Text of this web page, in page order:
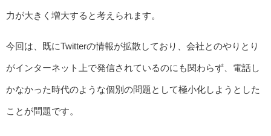
力が大きく増大すると考えられます。
今回は、既にTwitterの情報が拡散しており、会社とのやりとり
がインターネット上で発信されているのにも関わらず、電話し
かなかった時代のような個別の問題として極小化しようとした
ことが問題です。